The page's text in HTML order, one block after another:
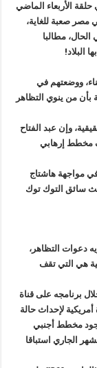
الأربعاء الماضي
مصر صعبة للغاية،
الحال، مطالبا
البلاد!
ووضعتهم في
لتوصيل رسالة بأن من ينوي التظاهر
وإن عبد الفتاح
مخطط إرهابي
مواجهة هاشتاج
سائق التوك توك
دعوات التظاهر،
هي التي تقف
برنامجه على قناة
إن تظاهرات 11/11 مؤامرة أمريكية لإحداث حالة
مخطط أجنبي
الجاري استباقا